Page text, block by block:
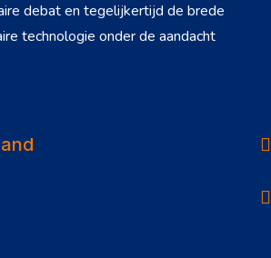
debat en tegelijkertijd de brede
technologie onder de aandacht